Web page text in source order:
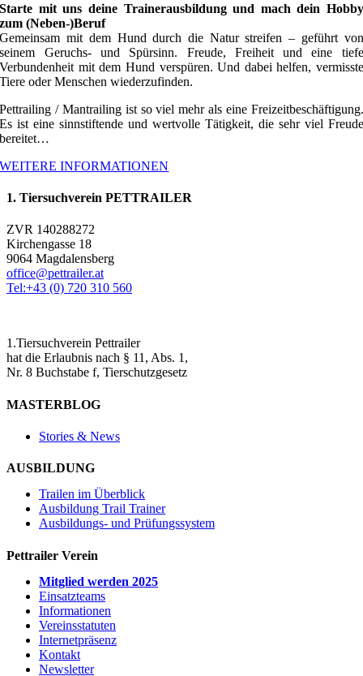
Starte mit uns deine Trainerausbildung und mach dein Hobby
zum (Neben-)Beruf
Gemeinsam mit dem Hund durch die Natur streifen – geführt von
seinem Geruchs- und Spürsinn. Freude, Freiheit und eine tiefe
Verbundenheit mit dem Hund verspüren. Und dabei helfen, vermisste
Tiere oder Menschen wiederzufinden.
Pettrailing / Mantrailing ist so viel mehr als eine Freizeitbeschäftigung.
Es ist eine sinnstiftende und wertvolle Tätigkeit, die sehr viel Freude
bereitet…
WEITERE INFORMATIONEN
1. Tiersuchverein PETTRAILER
ZVR 140288272
Kirchengasse 18
9064 Magdalensberg
office@pettrailer.at
Tel:+43 (0) 720 310 560
1.Tiersuchverein Pettrailer
hat die Erlaubnis nach § 11, Abs. 1,
Nr. 8 Buchstabe f, Tierschutzgesetz
MASTERBLOG
Stories & News
AUSBILDUNG
Trailen im Überblick
Ausbildung Trail Trainer
Ausbildungs- und Prüfungssystem
Pettrailer Verein
Mitglied werden 2025
Einsatzteams
Informationen
Vereinsstatuten
Internetpräsenz
Kontakt
Newsletter